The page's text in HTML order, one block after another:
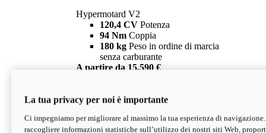
Hypermotard V2
120,4 CV Potenza
94 Nm Coppia
180 kg Peso in ordine di marcia
senza carburante
A partire da 15.590 €
V2 SP
Hypermotard V2 SP
La tua privacy per noi è importante
Ci impegniamo per migliorare al massimo la tua esperienza di
raccogliere informazioni statistiche sull’utilizzo dei nostri siti Web,